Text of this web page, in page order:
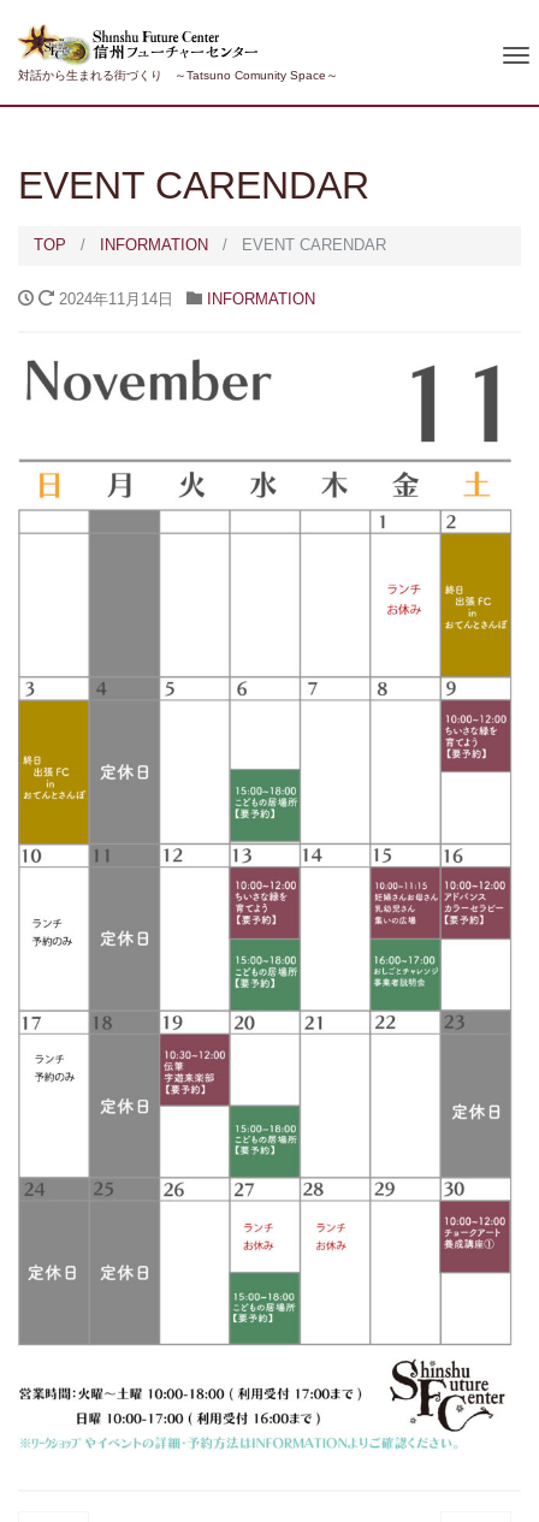
対話から生まれる街づくり ～Tatsuno Comunity Space～
EVENT CARENDAR
TOP INFORMATION EVENT CARENDAR
2024年11月14日 INFORMATION